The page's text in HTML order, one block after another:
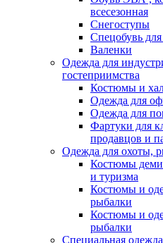
всесезонная
Снегоступы
Спецобувь
Валенки
Одежда для
гостеприимства
Костюмы и
Одежда для
Одежда для
Фартуки для
продавцов и
Одежда для охоты,
Костюмы
и туризма
Костюмы и
рыбалки
Костюмы и
рыбалки
Специальная одежда